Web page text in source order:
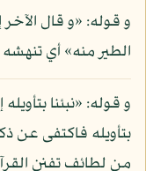
و قوله: «و قال
الطير منه» أي
و قوله: «نبئنا
بتأويله فاكتفى عن
من لطائف تفنن